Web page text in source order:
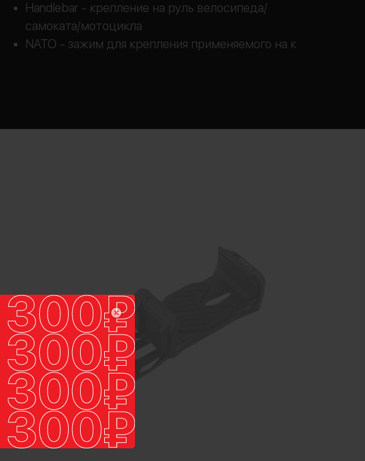
Handlebar - крепление на руль велосипеда/
самоката/мотоцикла
NATO - зажим для крепления применяемого на к